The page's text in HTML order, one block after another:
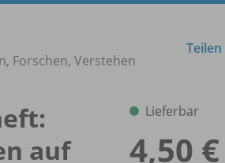
Forschen, Verstehen
Teilen
auf
Lieferbar
4,50 €